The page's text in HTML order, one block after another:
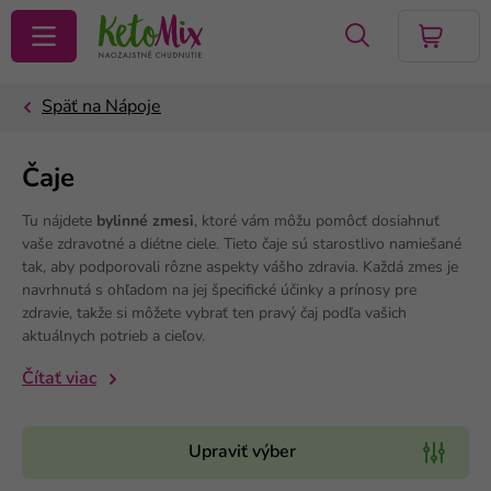
VYHĽADAŤ
Čaje
Tu nájdete bylinné zmesi, ktoré vám môžu pomôcť dosiahnuť
vaše zdravotné a diétne ciele. Tieto čaje sú starostlivo namiešané
tak, aby podporovali rôzne aspekty vášho zdravia. Každá zmes je
navrhnutá s ohľadom na jej špecifické účinky a prínosy pre
zdravie, takže si môžete vybrať ten pravý čaj podľa vašich
aktuálnych potrieb a cieľov.
Čítať viac
Upraviť výber